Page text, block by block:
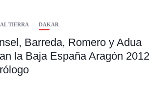
TIERRA DAKAR
Barreda, Romero y Adua
la Baja España Aragón 2012